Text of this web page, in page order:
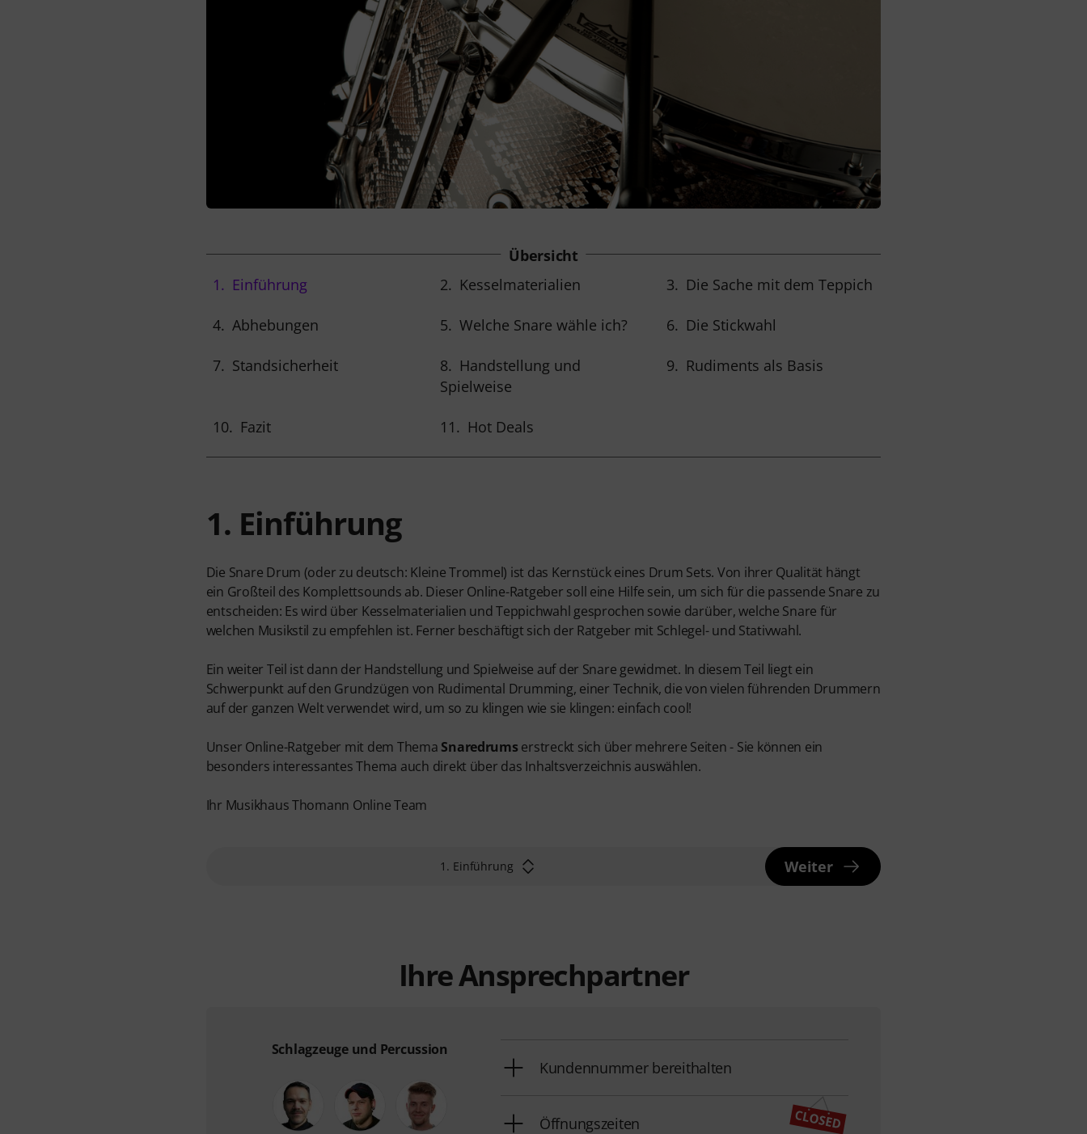
Übersicht
1. Einführung 2. Kesselmaterialien 3. Die Sache mit dem Teppich
4. Abhebungen 5. Welche Snare wähle ich? 6. Die Stickwahl
7. Standsicherheit 8. Handstellung und
Spielweise
9. Rudiments als Basis
10. Fazit 11. Hot Deals
1. Einführung
Die Snare Drum (oder zu deutsch: Kleine Trommel) ist das Kernstück eines Drum Sets. Von ihrer Qualität hängt
ein Großteil des Komplettsounds ab. Dieser Online-Ratgeber soll eine Hilfe sein, um sich für die passende Snare zu
entscheiden: Es wird über Kesselmaterialien und Teppichwahl gesprochen sowie darüber, welche Snare für
welchen Musikstil zu empfehlen ist. Ferner beschäftigt sich der Ratgeber mit Schlegel- und Stativwahl.
Ein weiter Teil ist dann der Handstellung und Spielweise auf der Snare gewidmet. In diesem Teil liegt ein
Schwerpunkt auf den Grundzügen von Rudimental Drumming, einer Technik, die von vielen führenden Drummern
auf der ganzen Welt verwendet wird, um so zu klingen wie sie klingen: einfach cool!
Unser Online-Ratgeber mit dem Thema Snaredrums erstreckt sich über mehrere Seiten - Sie können ein
besonders interessantes Thema auch direkt über das Inhaltsverzeichnis auswählen.
Ihr Musikhaus Thomann Online Team
1. Einführung Weiter
Ihre Ansprechpartner
Schlagzeuge und Percussion
Kundennummer bereithalten
Öffnungszeiten